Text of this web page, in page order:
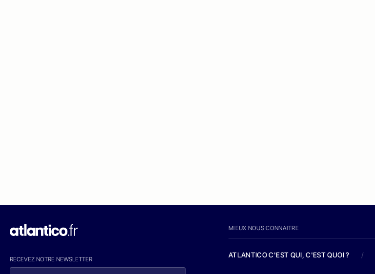
RECEVEZ NOTRE NEWSLETTER
MIEUX NOUS CONNAITRE
ATLANTICO C'EST QUI, C'EST QUOI ? /